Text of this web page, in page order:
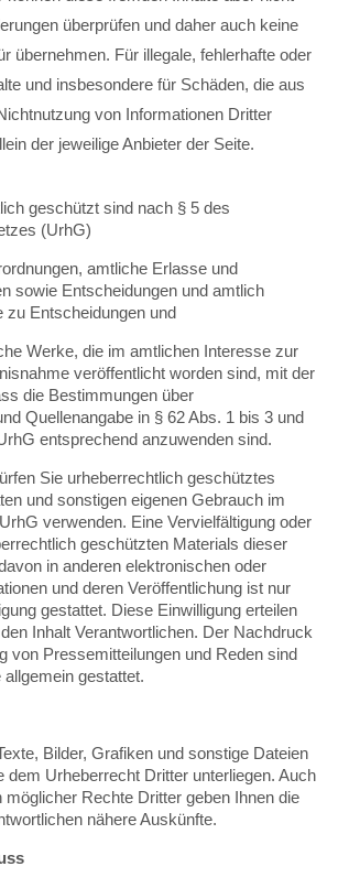
überprüfen und daher auch keine
übernehmen. Für illegale, fehlerhafte oder
und insbesondere für Schäden, die aus
von Informationen Dritter
der jeweilige Anbieter der Seite.
geschützt sind nach § 5 des
(UrhG)
amtliche Erlasse und
sowie Entscheidungen und amtlich
zu Entscheidungen und
Werke, die im amtlichen Interesse zur
veröffentlicht worden sind, mit der
die Bestimmungen über
Quellenangabe in § 62 Abs. 1 bis 3 und
entsprechend anzuwenden sind.
Sie urheberrechtlich geschütztes
und sonstigen eigenen Gebrauch im
verwenden. Eine Vervielfältigung oder
geschützten Materials dieser
in anderen elektronischen oder
und deren Veröffentlichung ist nur
gestattet. Diese Einwilligung erteilen
Inhalt Verantwortlichen. Der Nachdruck
von Pressemitteilungen und Reden sind
gestattet.
Bilder, Grafiken und sonstige Dateien
dem Urheberrecht Dritter unterliegen. Auch
möglicher Rechte Dritter geben Ihnen die
nähere Auskünfte.